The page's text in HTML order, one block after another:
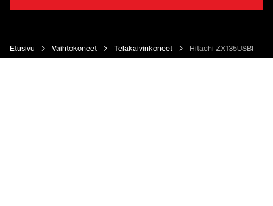
Etusivu Vaihtokoneet Telakaivinkoneet Hitachi ZX135USBL-7